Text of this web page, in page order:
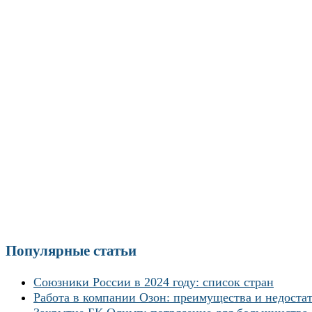
Популярные статьи
Союзники России в 2024 году: список стран
Работа в компании Озон: преимущества и